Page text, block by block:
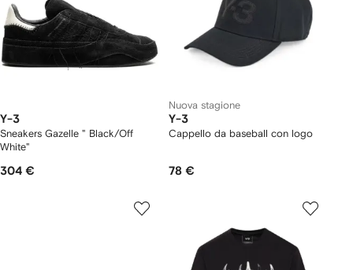
Y-3
Sneakers Gazelle " Black/Off
White"
304 €
Nuova stagione
Y-3
Cappello da baseball con logo
78 €